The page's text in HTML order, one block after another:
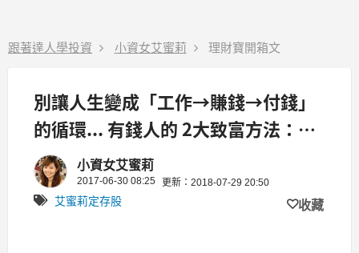
跟著達人學投資 小資女艾蜜莉 理財寶開箱文
別讓人生變成「工作→賺錢→付錢」
的循環... 有錢人的 2大致富方法：財
務IQ、心理素質！
小資女艾蜜莉
2017-06-30 08:25 更新：2018-07-29 20:50
艾蜜莉定存股 收藏